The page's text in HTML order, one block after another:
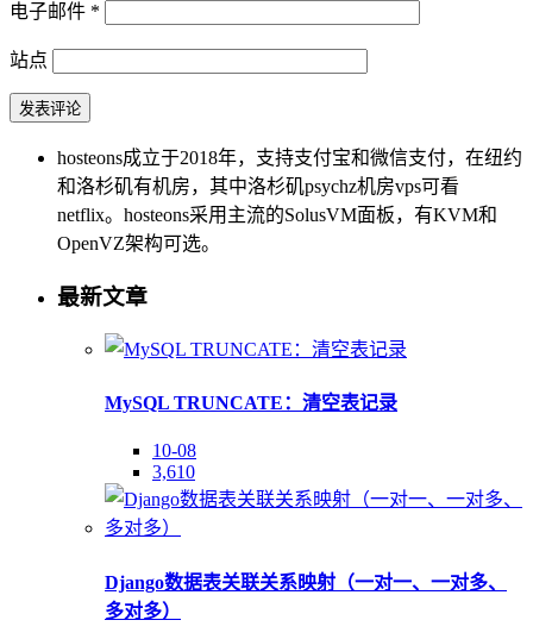
电子邮件 *
站点
hosteons成立于2018年，支持支付宝和微信支付，在纽约
和洛杉矶有机房，其中洛杉矶psychz机房vps可看
netflix。hosteons采用主流的SolusVM面板，有KVM和
OpenVZ架构可选。
最新文章
MySQL TRUNCATE：清空表记录
10-08
3,610
Django数据表关联关系映射（一对一、一对多、
多对多）